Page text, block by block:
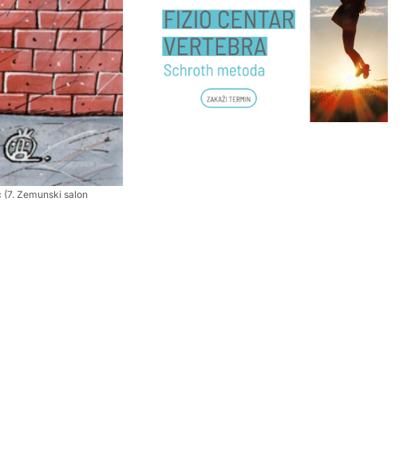
Zemunski salon